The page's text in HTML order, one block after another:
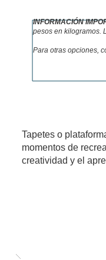
¡El proceso de
placer!
- Miembro de ABPNI
- Autor del libro
- Coordinador
INFORMACIÓN
pesos en kilogramos.
Para otras opciones,
Tapetes o
momentos de
creatividad y el